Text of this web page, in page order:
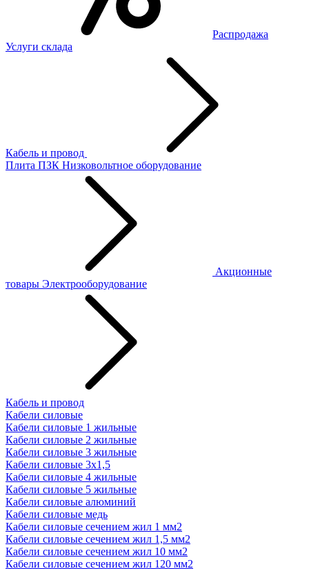
Распродажа
Услуги склада
Кабель и провод
Плита ПЗК Низковольтное оборудование
Акционные
товары Электрооборудование
Кабель и провод
Кабели силовые
Кабели силовые 1 жильные
Кабели силовые 2 жильные
Кабели силовые 3 жильные
Кабели силовые 3х1,5
Кабели силовые 4 жильные
Кабели силовые 5 жильные
Кабели силовые алюминий
Кабели силовые медь
Кабели силовые сечением жил 1 мм2
Кабели силовые сечением жил 1,5 мм2
Кабели силовые сечением жил 10 мм2
Кабели силовые сечением жил 120 мм2